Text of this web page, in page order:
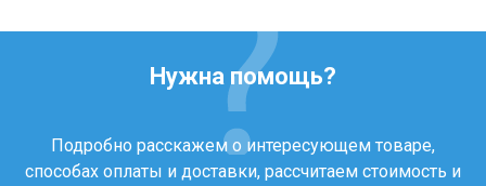
Нужна помощь?
Подробно расскажем о интересующем товаре,
способах оплаты и доставки, рассчитаем стоимость и